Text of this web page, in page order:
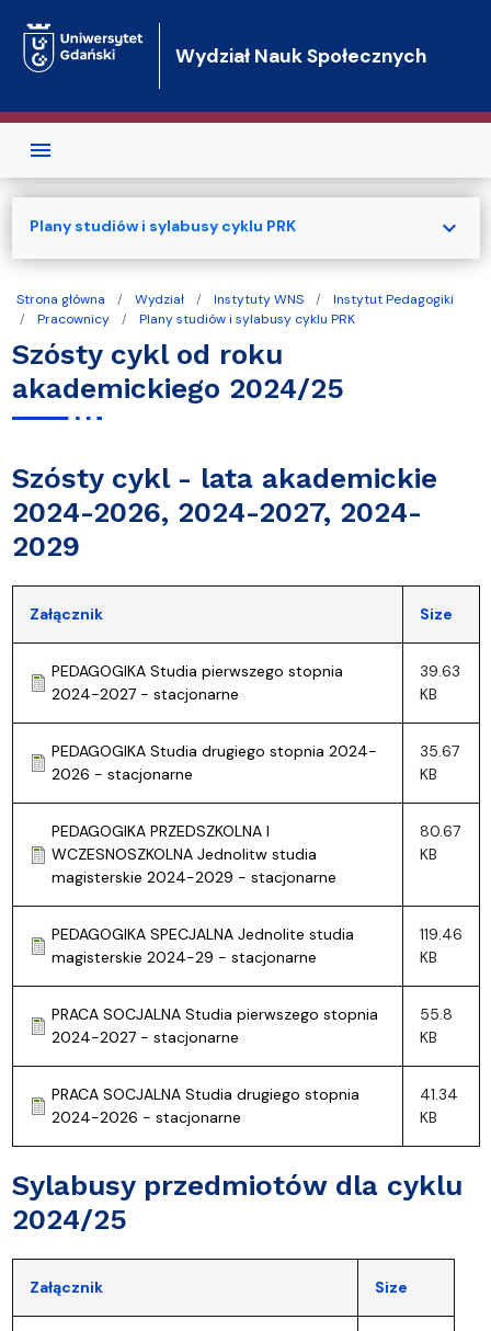
Wydział Nauk Społecznych
Strona główna Wydział Instytuty WNS
Instytut Pedagogiki
Pracownicy
Plany studiów i sylabusy cyklu PRK
Szósty cykl od roku
akademickiego 2024/25
Szósty cykl - lata akademickie
2024-2026, 2024-2027, 2024-
2029
Załącznik Size
PEDAGOGIKA Studia pierwszego stopnia
2024-2027 - stacjonarne
39.63
KB
PEDAGOGIKA Studia drugiego stopnia 2024-
2026 - stacjonarne
35.67
KB
PEDAGOGIKA PRZEDSZKOLNA I
WCZESNOSZKOLNA Jednolitw studia
magisterskie 2024-2029 - stacjonarne
80.67
KB
PEDAGOGIKA SPECJALNA Jednolite studia
magisterskie 2024-29 - stacjonarne
119.46
KB
PRACA SOCJALNA Studia pierwszego stopnia
2024-2027 - stacjonarne
55.8
KB
PRACA SOCJALNA Studia drugiego stopnia
2024-2026 - stacjonarne
41.34
KB
Sylabusy przedmiotów dla cyklu
2024/25
Załącznik Size
Plany studiów i sylabusy cyklu PRK expand_more